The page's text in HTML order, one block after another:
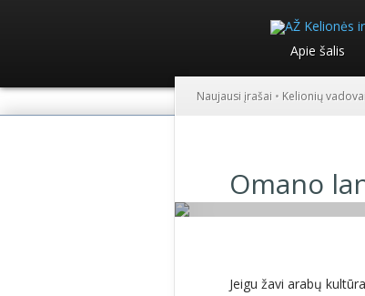
Apie šalis
Naujausi įrašai • Kelionių vadovai
Omano
Jeigu žavi arabų